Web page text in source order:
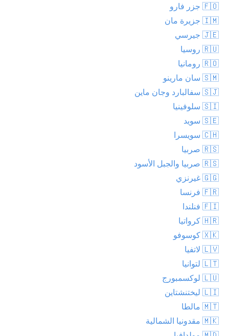
🇫🇴 جزر فارو
🇮🇲 جزيرة مان
🇯🇪 جيرسي
🇷🇺 روسيا
🇷🇴 رومانيا
🇸🇲 سان مارينو
🇸🇯 سفالبارد وجان ماين
🇸🇮 سلوفينيا
🇸🇪 سويد
🇨🇭 سويسرا
🇷🇸 صربيا
🇷🇸 صربيا والجبل الأسود
🇬🇬 غيرنزي
🇫🇷 فرنسا
🇫🇮 فنلندا
🇭🇷 كرواتيا
🇽🇰 كوسوفو
🇱🇻 لاتفيا
🇱🇹 لتوانيا
🇱🇺 لوكسمبورج
🇱🇮 ليختنشتاين
🇲🇹 مالطا
🇲🇰 مقدونيا الشمالية